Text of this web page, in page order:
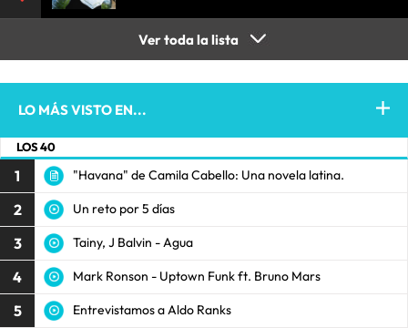
Ver toda la lista
LO MÁS VISTO EN...
LOS 40
1 "Havana" de Camila Cabello: Una novela latina.
2 Un reto por 5 días
3 Tainy, J Balvin - Agua
4 Mark Ronson - Uptown Funk ft. Bruno Mars
5 Entrevistamos a Aldo Ranks